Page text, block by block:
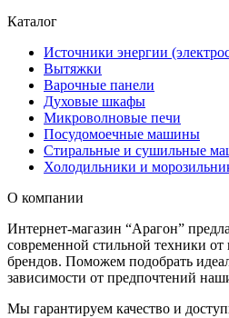
Каталог
Источники энергии
Вытяжки
Варочные панели
Духовые шкафы
Микроволновые печи
Посудомоечные машины
Стиральные и сушильные
Холодильники и
О компании
Интернет-магазин “Арагон”
современной стильной техники
брендов. Поможем подобрать
зависимости от предпочтений
Мы гарантируем качество и